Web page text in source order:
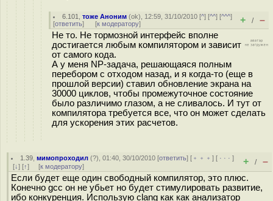
6.101 ,тоже Аноним (ok), 12:59, 31/10/2010 [^] [^^] [^^^]
[ответить] [к модератору] + / –
Не то. Не тормозной интерфейс вполне
достигается любым компилятором и зависит
от самого кода.
А у меня NP-задача, решающаяся полным
перебором с отходом назад, и я когда-то (еще в
прошлой версии) ставил обновление экрана на
30000 циклов, чтобы промежуточное состояние
было различимо глазом, а не сливалось. И тут от
компилятора требуется все, что он может сделать
для ускорения этих расчетов.
1.39 ,мимопроходил (?), 01:40, 30/10/2010 [ответить] [ ﹢﹢﹢] [ · · ·]
[↓] [↑] [к модератору] + / –
Если будет еще один свободный компилятор, это плюс.
Конечно gcc он не убьет но будет стимулировать развитие,
ибо конкуренция. Использую clang как как анализатор